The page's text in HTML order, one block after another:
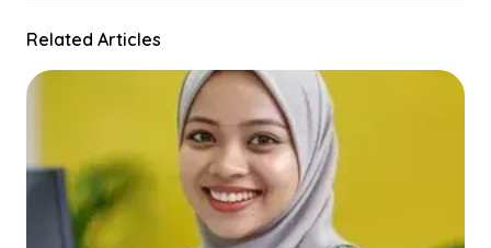
Related Articles